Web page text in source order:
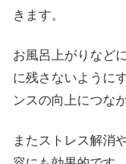
きます。
お風呂上がりなど
に残さないように
ンスの向上につな
またストレス解消